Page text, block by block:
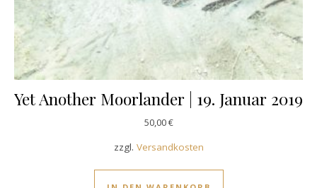
Yet Another Moorlander | 19. Januar 2019
50,00€
zzgl. Versandkosten